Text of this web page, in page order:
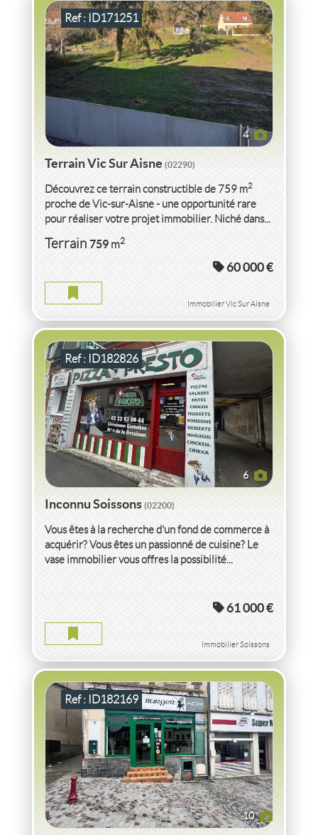
4
Ref : ID171251
Terrain Vic Sur Aisne(02290)
Découvrez ce terrain constructible de 759 m2
proche de Vic-sur-Aisne - une opportunité rare
pour réaliser votre projet immobilier. Niché dans...
Terrain759m2
60 000 €
Immobilier Vic Sur Aisne
6
Ref : ID182826
VENTE INCONNUAISNE
INCONNU AISNE
Inconnu Soissons(02200)
Vous êtes à la recherche d'un fond de commerce à
acquérir? Vous êtes un passionné de cuisine? Le
vase immobilier vous offres la possibilité...
61 000 €
Immobilier Soissons
10
Ref : ID182169
VENTE INCONNUAISNE
INCONNU AISNE
89m2